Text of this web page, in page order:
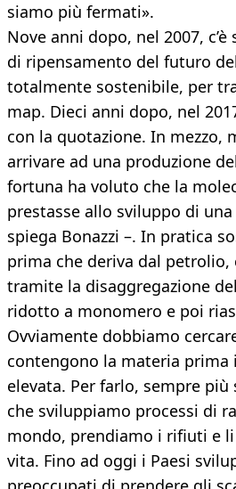
siamo più fermati».
Nove anni dopo, nel 2007,
di ripensamento del futuro
totalmente sostenibile, per
map. Dieci anni dopo, nel
con la quotazione. In mezzo,
arrivare ad una produzione
fortuna ha voluto che la
prestasse allo sviluppo di
spiega Bonazzi –. In pratica
prima che deriva dal petrolio,
tramite la disaggregazione
ridotto a monomero e poi
Ovviamente dobbiamo
contengono la materia prima
elevata. Per farlo, sempre più
che sviluppiamo processi di
mondo, prendiamo i rifiuti e
vita. Fino ad oggi i Paesi